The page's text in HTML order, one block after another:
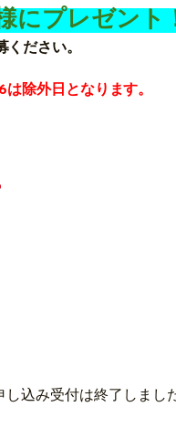
にプレゼント
ださい。
は除外日となります。
し込み受付は終了しまし